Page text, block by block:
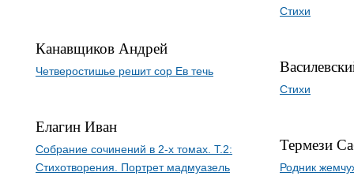
Канавщиков Андрей
Четверостишье решит сор Ев течь
Елагин Иван
Собрание сочинений в 2-х томах. Т.2:
Стихотворения. Портрет мадмуазель
Стихи
Стихи
Термези
Родник